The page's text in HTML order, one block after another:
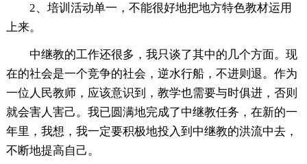
2、培训活动单一，不能很好地把地方特色教材运用
上来。
中继教的工作还很多，我只谈了其中的几个方面。现
在的社会是一个竞争的社会，逆水行船，不进则退。作为
一位人民教师，应该意识到，教学也需要与时俱进，否则
就会害人害己。我已圆满地完成了中继教任务，在新的一
年里，我想，我一定要积极地投入到中继教的洪流中去，
不断地提高自己。